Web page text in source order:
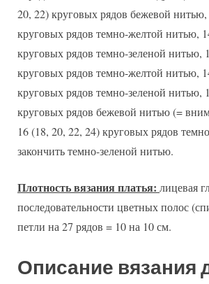
20, 22) круговых рядов бежевой
круговых рядов темно-желтой нитью,
круговых рядов темно-зеленой нитью,
круговых рядов темно-желтой нитью,
круговых рядов темно-зеленой нитью,
круговых рядов бежевой нитью (=
16 (18, 20, 22, 24) круговых рядов
закончить темно-зеленой нитью.
Плотность вязания платья: лицевая
последовательности цветных полос
петли на 27 рядов = 10 на 10 см.
Описание вязания